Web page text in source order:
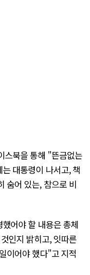
스북을 통해 "뜬금없는
대통령이 나서고, 책
숨어 있는, 참으로 비
어야 할 내용은 총체
인지 밝히고, 잇따른
이어야 했다"고 지적